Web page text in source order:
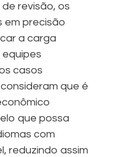
revisão, os
em precisão
a carga
equipes
casos
que é
que possa
com
reduzindo assim